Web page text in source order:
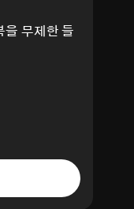
을 무제한 들